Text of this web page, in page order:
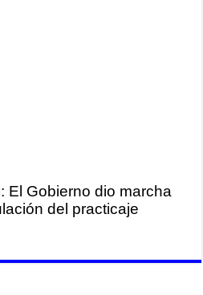
El Gobierno dio marcha
del practicaje